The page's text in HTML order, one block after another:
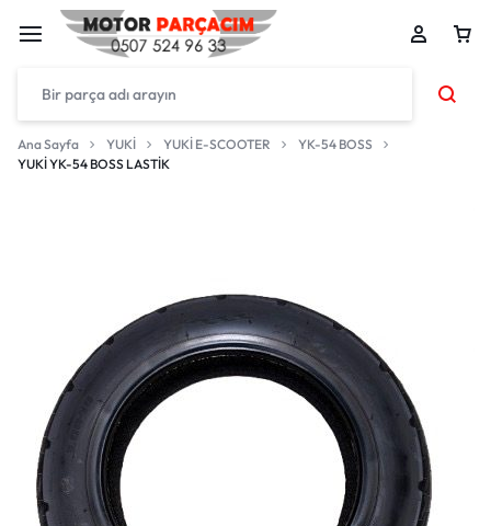
Ana Sayfa YUKİ YUKİ E-SCOOTER
YK-54 BOSS
YUKİ YK-54 BOSS LASTİK